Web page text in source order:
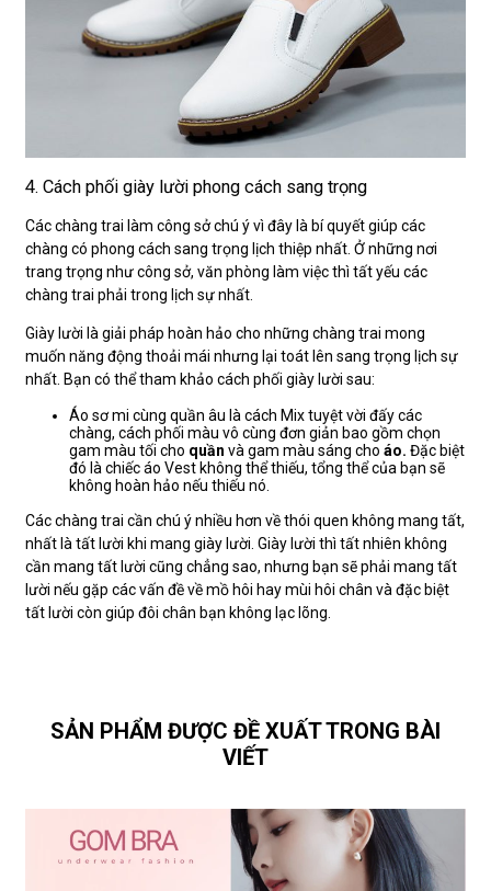
4. Cách phối giày lười phong cách sang trọng
Các chàng trai làm công sở chú ý vì đây là bí quyết giúp các
chàng có phong cách sang trọng lịch thiệp nhất. Ở những nơi
trang trọng như công sở, văn phòng làm việc thì tất yếu các
chàng trai phải trong lịch sự nhất.
Giày lười là giải pháp hoàn hảo cho những chàng trai mong
muốn năng động thoải mái nhưng lại toát lên sang trọng lịch sự
nhất. Bạn có thể tham khảo cách phối giày lười sau:
Áo sơ mi cùng quần âu là cách Mix tuyệt vời đấy các
chàng, cách phối màu vô cùng đơn giản bao gồm chọn
gam màu tối cho quần và gam màu sáng cho áo. Đặc biệt
đó là chiếc áo Vest không thể thiếu, tổng thể của bạn sẽ
không hoàn hảo nếu thiếu nó.
Các chàng trai cần chú ý nhiều hơn về thói quen không mang tất,
nhất là tất lười khi mang giày lười. Giày lười thì tất nhiên không
cần mang tất lười cũng chẳng sao, nhưng bạn sẽ phải mang tất
lười nếu gặp các vấn đề về mồ hôi hay mùi hôi chân và đặc biệt
tất lười còn giúp đôi chân bạn không lạc lõng.
SẢN PHẨM ĐƯỢC ĐỀ XUẤT TRONG BÀI
VIẾT